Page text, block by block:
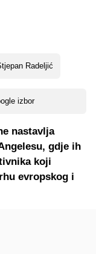
Radeljić
izbor
nastavlja
gdje ih
koji
evropskog i